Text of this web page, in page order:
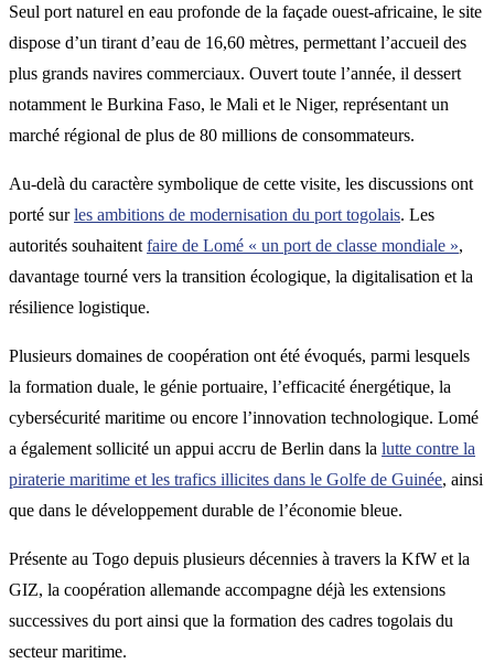
Seul port naturel en eau profonde de la façade ouest-africaine, le site
dispose d’un tirant d’eau de 16,60 mètres, permettant l’accueil des
plus grands navires commerciaux. Ouvert toute l’année, il dessert
notamment le Burkina Faso, le Mali et le Niger, représentant un
marché régional de plus de 80 millions de consommateurs.
Au-delà du caractère symbolique de cette visite, les discussions ont
porté surles ambitions de modernisation du port togolais. Les
autorités souhaitent faire de Lomé « un port de classe mondiale »,
davantage tourné vers la transition écologique, la digitalisation et la
résilience logistique.
Plusieurs domaines de coopération ont été évoqués, parmi lesquels
la formation duale, le génie portuaire, l’efficacité énergétique, la
cybersécurité maritime ou encore l’innovation technologique. Lomé
a également sollicité un appui accru de Berlin dans la lutte contre la
piraterie maritime et les trafics illicites dans le Golfe de Guinée, ainsi
que dans le développement durable de l’économie bleue.
Présente au Togo depuis plusieurs décennies à travers la KfW et la
GIZ, la coopération allemande accompagne déjà les extensions
successives du port ainsi que la formation des cadres togolais du
secteur maritime.